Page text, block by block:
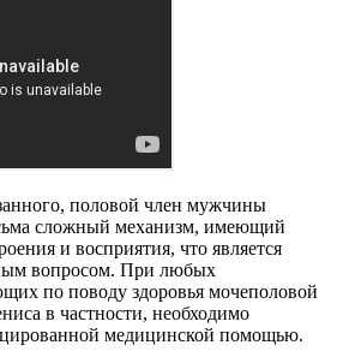
половой член мужчины
сложный механизм, имеющий
и восприятия, что является
вопросом. При любых
по поводу здоровья мочеполовой
в частности, необходимо
медицинской помощью.